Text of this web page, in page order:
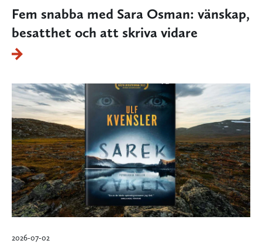
Fem snabba med Sara Osman: vänskap,
besatthet och att skriva vidare
2026-07-02